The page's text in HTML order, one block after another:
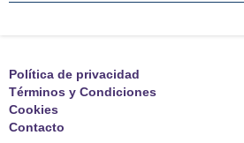
Política de privacidad
Términos y Condiciones
Cookies
Contacto